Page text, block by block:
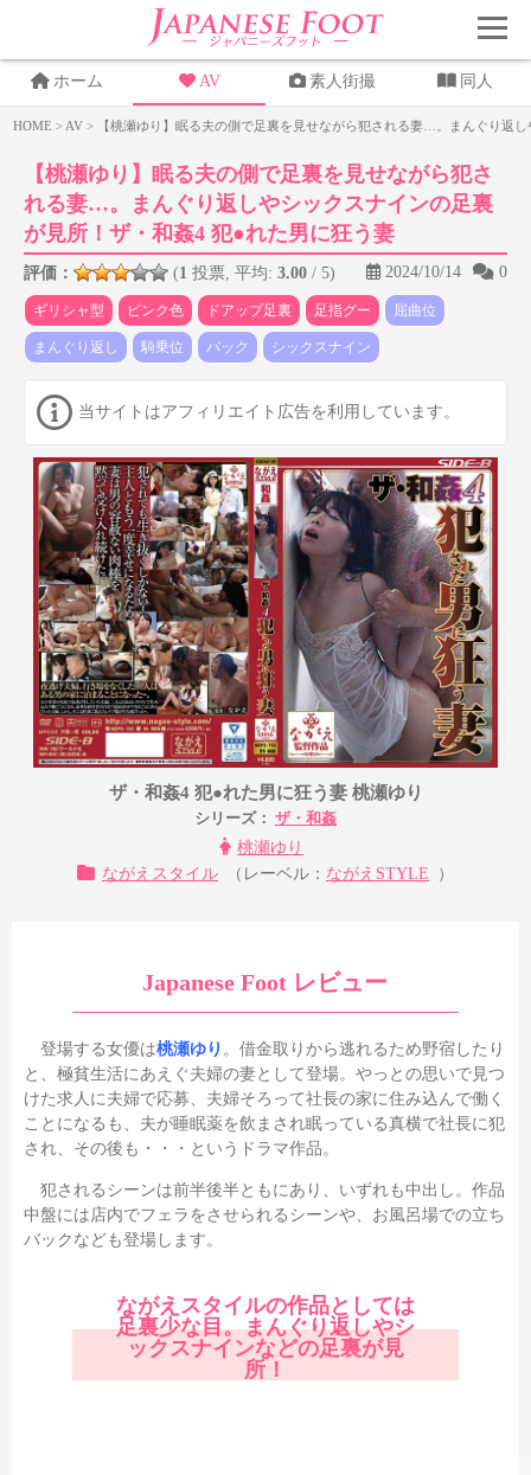
ホーム AV 素人街撮 同人
HOME > AV > 【桃瀬ゆり】眠る夫の側で足裏を見せながら犯される妻…。まんぐり返
【桃瀬ゆり】眠る夫の側で足裏を見せながら犯さ
れる妻…。まんぐり返しやシックスナインの足裏
が見所！ザ・和姦4 犯●れた男に狂う妻
評価： (1 投票, 平均: 3.00 / 5) 2024/10/14 0
ギリシャ型 ピンク色 ドアップ足裏 足指グー 屈曲位
まんぐり返し 騎乗位 バック シックスナイン
当サイトはアフィリエイト広告を利用しています。
ザ・和姦4 犯●れた男に狂う妻 桃瀬ゆり
シリーズ： ザ・和姦
桃瀬ゆり
ながえスタイル
（レーベル： ながえSTYLE ）
Japanese Foot レビュー
登場する女優は桃瀬ゆり 。借金取りから逃れるため野宿したり
と、極貧生活にあえぐ夫婦の妻として登場。やっとの思いで見つ
けた求人に夫婦で応募、夫婦そろって社長の家に住み込んで働く
ことになるも、夫が睡眠薬を飲まされ眠っている真横で社長に犯
され、その後も・・・というドラマ作品。
犯されるシーンは前半後半ともにあり、いずれも中出し。作品
中盤には店内でフェラをさせられるシーンや、お風呂場での立ち
バックなども登場します。
ながえスタイルの作品としては
足裏少な目。まんぐり返しやシ
ックスナインなどの足裏が見
所！